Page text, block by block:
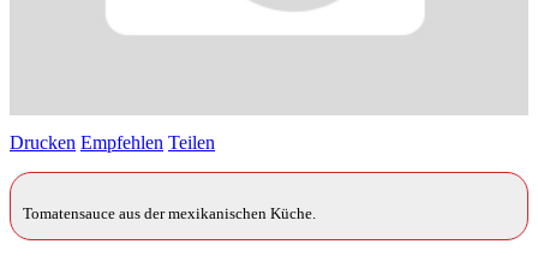
Drucken Empfehlen Teilen
Tomatensauce aus der mexikanischen Küche.